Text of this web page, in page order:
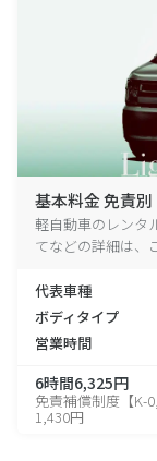
基本料金 免責別
軽自動車のレンタ
てなどの詳細は、
代表車種
ボディタイプ
営業時間
6時間6,325円
免責補償制度【K-
1,430円